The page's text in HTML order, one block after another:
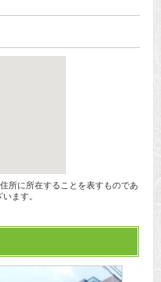
所に所在することを表すものであ
ます。